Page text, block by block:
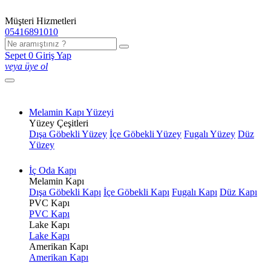
Müşteri Hizmetleri
05416891010
Sepet 0 Giriş Yap
veya üye ol
Melamin Kapı Yüzeyi
Yüzey Çeşitleri
Dışa Göbekli Yüzey İçe Göbekli Yüzey Fugalı Yüzey Düz
Yüzey
İç Oda Kapı
Melamin Kapı
Dışa Göbekli Kapı İçe Göbekli Kapı Fugalı Kapı Düz Kapı
PVC Kapı
PVC Kapı
Lake Kapı
Lake Kapı
Amerikan Kapı
Amerikan Kapı